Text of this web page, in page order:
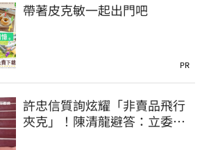
帶著皮克敏一起出門吧
PR
許忠信質詢炫耀「非賣品飛行
夾克」！陳清龍避答：立委質